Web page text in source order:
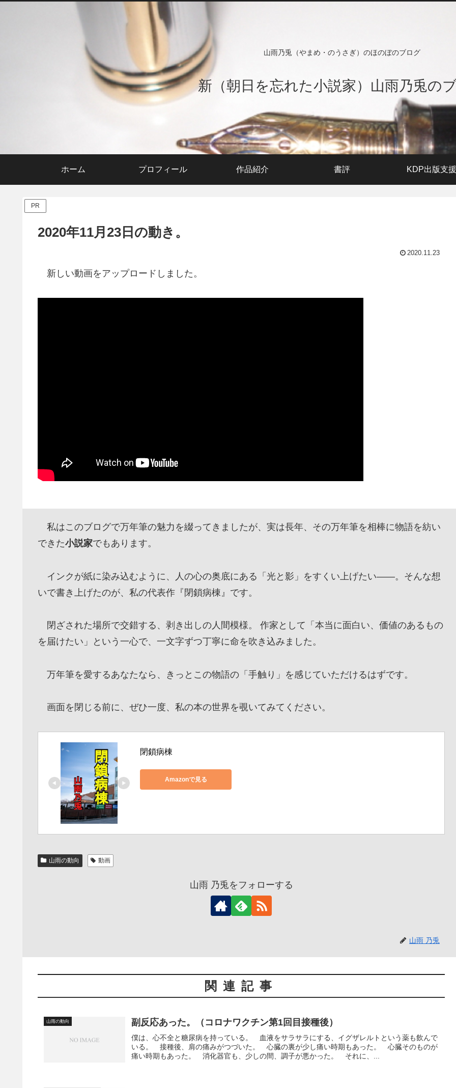
山雨乃兎（やまめ・のうさぎ）のほのぼのブログ
新（朝日を忘れた小説家）山雨乃兎の
ホーム プロフィール 作品紹介 書評 KDP出版支援
PR
2020年11月23日の動き。
2020.11.23
新しい動画をアップロードしました。
私はこのブログで万年筆の魅力を綴ってきましたが、実は長年、その万年筆を相棒に物語を紡い
できた小説家でもあります。
インクが紙に染み込むように、人の心の奥底にある「光と影」をすくい上げたい——。そんな想
いで書き上げたのが、私の代表作『閉鎖病棟』です。
閉ざされた場所で交錯する、剥き出しの人間模様。 作家として「本当に面白い、価値のあるもの
を届けたい」という一心で、一文字ずつ丁寧に命を吹き込みました。
万年筆を愛するあなたなら、きっとこの物語の「手触り」を感じていただけるはずです。
画面を閉じる前に、ぜひ一度、私の本の世界を覗いてみてください。
閉鎖病棟
Amazonで見る
山雨の動向 動画
山雨 乃兎をフォローする
山雨 乃兎
関連記事
山雨の動向 副反応あった。（コロナワクチン第1回目接種後）
僕は、心不全と糖尿病を持っている。 血液をサラサラにする、イグザレルトという薬も飲んで
いる。 接種後、肩の痛みがつづいた。 心臓の裏が少し痛い時期もあった。 心臓そのものが
痛い時期もあった。 消化器官も、少しの間、調子が悪かった。 それに、...